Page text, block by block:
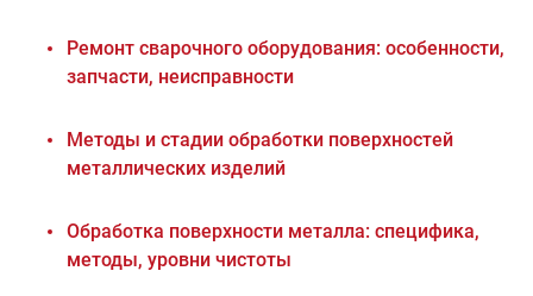
Ремонт сварочного оборудования: особенности,
запчасти, неисправности
Методы и стадии обработки поверхностей
металлических изделий
Обработка поверхности металла: специфика,
методы, уровни чистоты